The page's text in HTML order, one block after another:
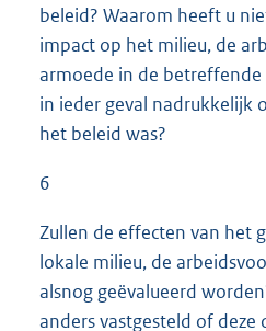
beleid? Waarom heeft u
impact op het milieu, de
armoede in de
in ieder geval nadrukkelijk
het beleid was?
6
Zullen de effecten van het
lokale milieu, de
alsnog geëvalueerd
anders vastgesteld of deze